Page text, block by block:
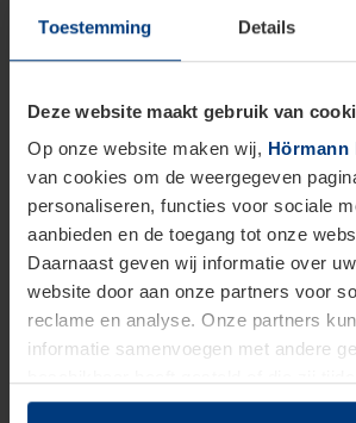
Toestemming Details
Deze website maakt gebruik van
Op onze website maken wij, Hörmann
van cookies om de weergegeven
personaliseren, functies voor sociale
aanbieden en de toegang tot onze
Daarnaast geven wij informatie over
website door aan onze partners voor
reclame en analyse. Onze partners
informatie samenvoegen met andere
hun diensten hebben verzameld.